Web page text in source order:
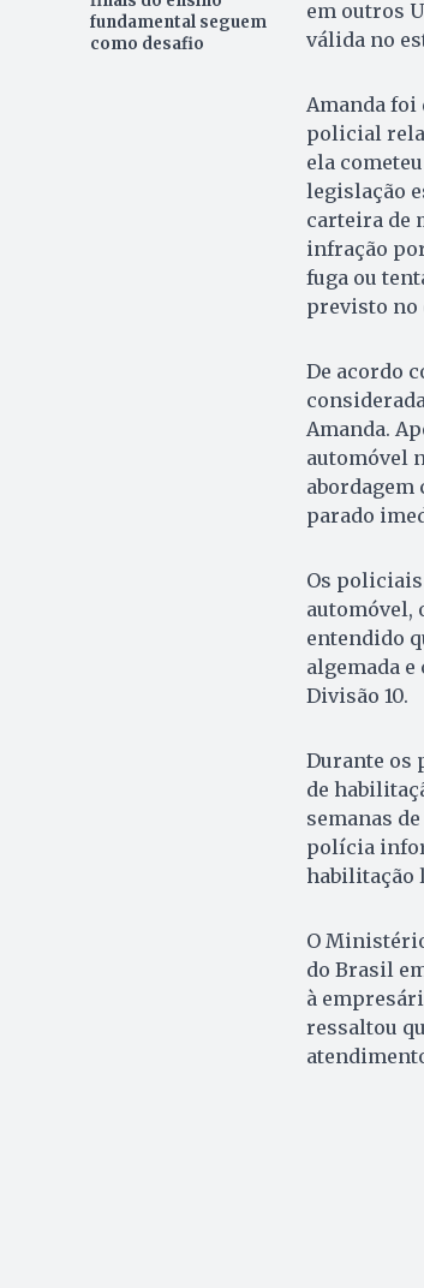
fundamental seguem
como desafio
em outros
válida no
Amanda foi
policial
ela
legislação
carteira de
infração
fuga ou
previsto no
De acordo
Amanda.
automóvel
abordagem
parado
Os
automóvel,
entendido
algemada
Divisão 10.
Durante os
de
semanas
polícia
habilitação
O
do Brasil
à
ressaltou